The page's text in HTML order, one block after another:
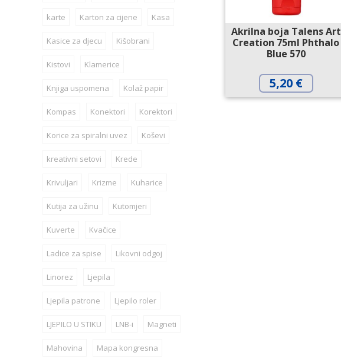
Akrilna boja Talens Art
Creation 75ml Phthalo
Blue 570
5,20 €
karte Karton za cijene Kasa
Kasice za djecu Kišobrani
Kistovi Klamerice
Knjiga uspomena Kolaž papir
Kompas Konektori Korektori
Korice za spiralni uvez Koševi
kreativni setovi Krede
Krivuljari Krizme Kuharice
Kutija za užinu Kutomjeri
Kuverte Kvačice
Ladice za spise Likovni odgoj
Linorez Ljepila
Ljepila patrone Ljepilo roler
LJEPILO U STIKU LNB-i Magneti
Mahovina Mapa kongresna